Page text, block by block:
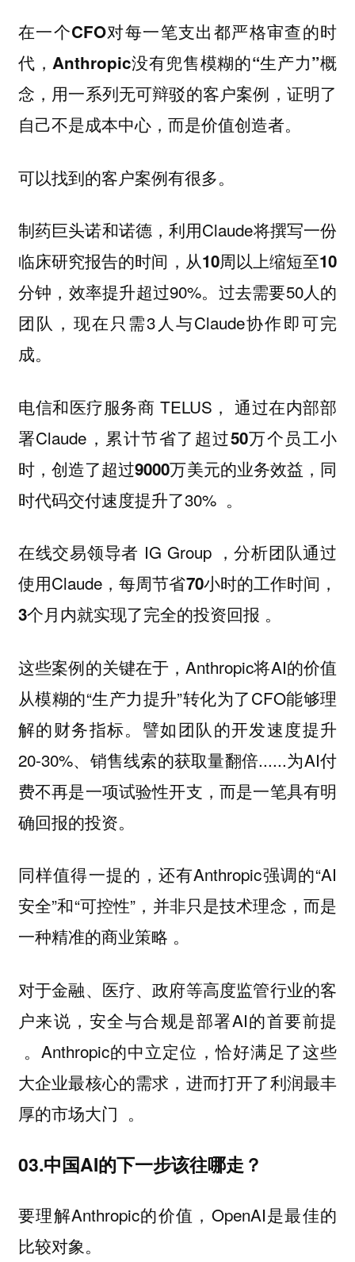
在一个CFO对每一笔支出都严格审查的时
代，Anthropic没有兜售模糊的“生产力”概
念，用一系列无可辩驳的客户案例，证明了
自己不是成本中心，而是价值创造者。
可以找到的客户案例有很多。
制药巨头诺和诺德，利用Claude将撰写一份
临床研究报告的时间，从10周以上缩短至10
分钟 ，效率提升超过90%。过去需要50人的
团队，现在只需3人与Claude协作即可完
成。
电信和医疗服务商 TELUS， 通过在内部部
署Claude，累计节省了 超过50万个员工小
时 ，创造了超过9000万美元的业务效益，同
时代码交付速度提升了30% 。
在线交易领导者 IG Group ，分析团队通过
使用Claude，每周节省70小时的工作时间 ，
3个月内就实现了完全的投资回报 。
这些案例的关键在于，Anthropic将AI的价值
从模糊的“生产力提升”转化为了CFO能够理
解的财务指标。譬如团队的开发速度提升
20-30%、销售线索的获取量翻倍......为AI付
费不再是一项试验性开支，而是一笔具有明
确回报的投资。
同样值得一提的，还有Anthropic强调的“AI
安全”和“可控性”，并非只是技术理念，而是
一种精准的商业策略 。
对于金融、医疗、政府等高度监管行业的客
户来说，安全与合规是部署AI的首要前提
。Anthropic的中立定位，恰好满足了这些
大企业最核心的需求，进而打开了利润最丰
厚的市场大门 。
03.中国AI的下一步该往哪走？
要理解Anthropic的价值，OpenAI是最佳的
比较对象。